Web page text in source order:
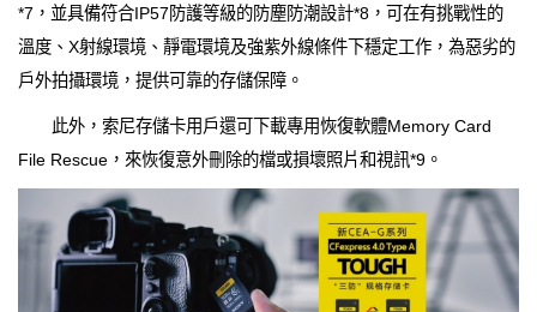
*7，並具備符合IP57防護等級的防塵防潮設計*8，可在有挑戰性的
溫度、X射線環境、靜電環境及強紫外線條件下穩定工作，為惡劣的
戶外拍攝環境，提供可靠的存儲保障。
此外，索尼存儲卡用戶還可下載專用恢復軟體Memory Card
File Rescue，來恢復意外刪除的檔或損壞照片和視訊*9。